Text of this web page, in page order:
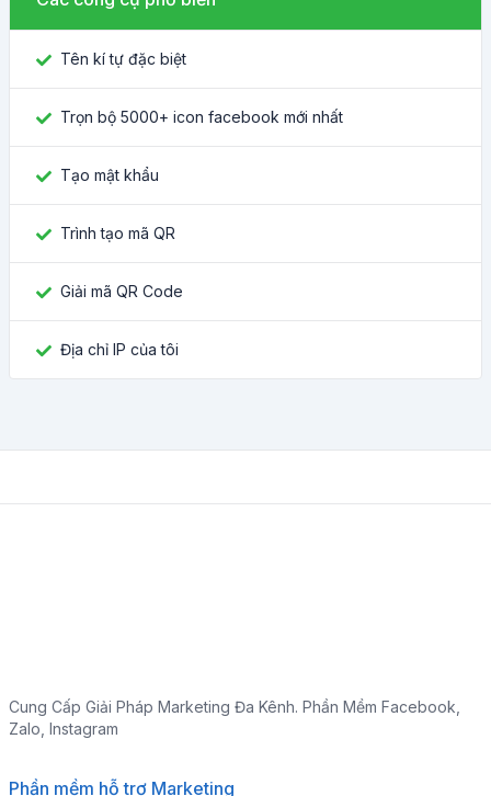
Tên kí tự đặc biệt
Trọn bộ 5000+ icon facebook mới nhất
Tạo mật khẩu
Trình tạo mã QR
Giải mã QR Code
Địa chỉ IP của tôi
Cung Cấp Giải Pháp Marketing Đa Kênh. Phần Mềm Facebook,
Zalo, Instagram
Phần mềm hỗ trợ Marketing